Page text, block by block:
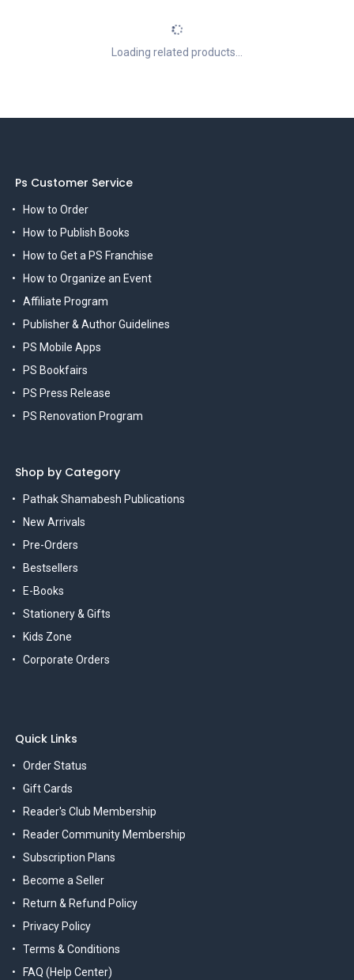
Loading related products...
Ps Customer Service
How to Order
How to Publish Books
How to Get a PS Franchise
How to Organize an Event
Affiliate Program
Publisher & Author Guidelines
PS Mobile Apps
PS Bookfairs
PS Press Release
PS Renovation Program
Shop by Category
Pathak Shamabesh Publications
New Arrivals
Pre-Orders
Bestsellers
E-Books
Stationery & Gifts
Kids Zone
Corporate Orders
Quick Links
Order Status
Gift Cards
Reader's Club Membership
Reader Community Membership
Subscription Plans
Become a Seller
Return & Refund Policy
Privacy Policy
Terms & Conditions
FAQ (Help Center)